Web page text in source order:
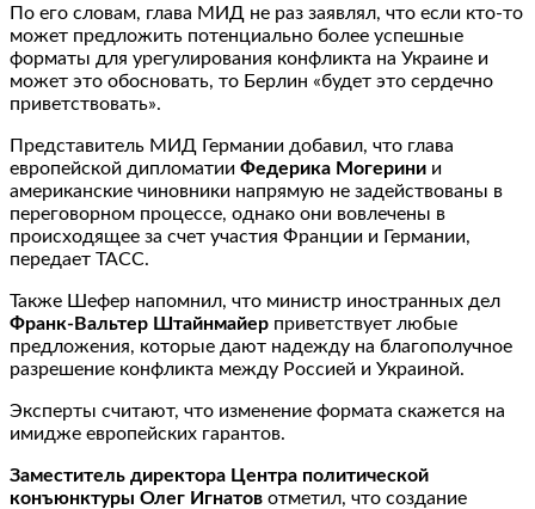
По его словам, глава МИД не раз заявлял, что если кто-то
может предложить потенциально более успешные
форматы для урегулирования конфликта на Украине и
может это обосновать, то Берлин «будет это сердечно
приветствовать».
Представитель МИД Германии добавил, что глава
европейской дипломатии Федерика Могерини и
американские чиновники напрямую не задействованы в
переговорном процессе, однако они вовлечены в
происходящее за счет участия Франции и Германии,
передает ТАСС.
Также Шефер напомнил, что министр иностранных дел
Франк-Вальтер Штайнмайер приветствует любые
предложения, которые дают надежду на благополучное
разрешение конфликта между Россией и Украиной.
Эксперты считают, что изменение формата скажется на
имидже европейских гарантов.
Заместитель директора Центра политической
конъюнктуры Олег Игнатов отметил, что создание